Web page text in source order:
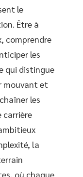
le
Être à
comprendre
les
qui distingue
mouvant et
les
carrière
la
où chaque